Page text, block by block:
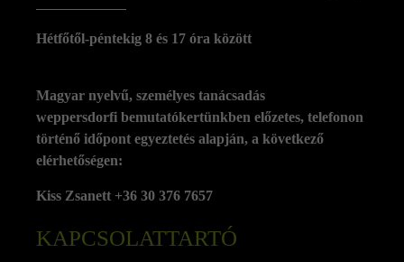
Hétfőtől-péntekig 8 és 17 óra között
KAPCSOLATTARTÓ
Magyar nyelvű, személyes tanácsadás
weppersdorfi bemutatókertünkben előzetes, telefonon
történő időpont egyeztetés alapján, a következő
elérhetőségen:
Kiss Zsanett +36 30 376 7657